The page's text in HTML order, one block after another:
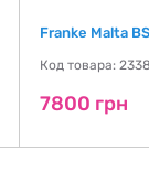
Franke Malta
Код товара:
7800 грн